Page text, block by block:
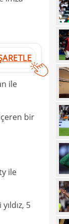
ile
bir
ile
5